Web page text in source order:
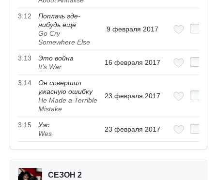
3.12
Поплачь где-
нибудь ещё
Go Cry
Somewhere Else
9 февраля 2017
3.13
Это война
It's War
16 февраля 2017
3.14
Он совершил
ужасную ошибку
He Made a Terrible
Mistake
23 февраля 2017
3.15
Уэс
Wes
23 февраля 2017
СЕЗОН 2